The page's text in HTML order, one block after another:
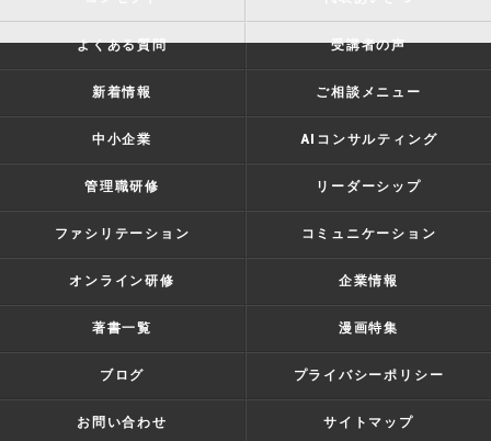
よくある質問 受講者の声
新着情報 ご相談メニュー
中小企業 AIコンサルティング
管理職研修 リーダーシップ
ファシリテーション コミュニケーション
オンライン研修 企業情報
著書一覧 漫画特集
ブログ プライバシーポリシー
お問い合わせ サイトマップ